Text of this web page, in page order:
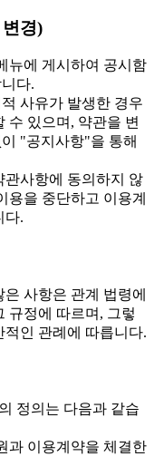
경)
뉴에 게시하여 공시함
다.
사유가 발생한 경우
수 있으며, 약관을 변
"공지사항"을 통해
사항에 동의하지 않
용을 중단하고 이용계
다.
사항은 관계 법령에
규정에 따르며, 그렇
인 관례에 따릅니다.
정의는 다음과 같습
과 이용계약을 체결한